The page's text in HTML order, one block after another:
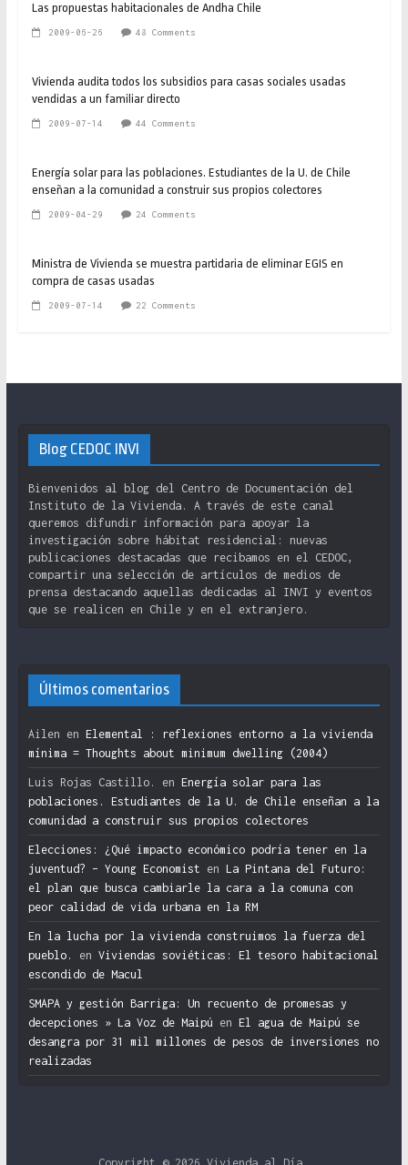
Las propuestas habitacionales de Andha Chile
2009-06-26 48 Comments
Vivienda audita todos los subsidios para casas sociales usadas
vendidas a un familiar directo
2009-07-14 44 Comments
Energía solar para las poblaciones. Estudiantes de la U. de Chile
enseñan a la comunidad a construir sus propios colectores
2009-04-29 24 Comments
Ministra de Vivienda se muestra partidaria de eliminar EGIS en
compra de casas usadas
2009-07-14 22 Comments
Blog CEDOC INVI
Bienvenidos al blog del Centro de Documentación del
Instituto de la Vivienda. A través de este canal
queremos difundir información para apoyar la
investigación sobre hábitat residencial: nuevas
publicaciones destacadas que recibamos en el CEDOC,
compartir una selección de artículos de medios de
prensa destacando aquellas dedicadas al INVI y eventos
que se realicen en Chile y en el extranjero.
Últimos comentarios
Ailen en Elemental : reflexiones entorno a la vivienda
mínima = Thoughts about minimum dwelling (2004)
Luis Rojas Castillo. en Energía solar para las
poblaciones. Estudiantes de la U. de Chile enseñan a la
comunidad a construir sus propios colectores
Elecciones: ¿Qué impacto económico podría tener en la
juventud? – Young Economist en La Pintana del Futuro:
el plan que busca cambiarle la cara a la comuna con
peor calidad de vida urbana en la RM
En la lucha por la vivienda construimos la fuerza del
pueblo.
en Viviendas soviéticas: El tesoro habitacional
escondido de Macul
SMAPA y gestión Barriga: Un recuento de promesas y
decepciones » La Voz de Maipú en El agua de Maipú se
desangra por 31 mil millones de pesos de inversiones no
realizadas